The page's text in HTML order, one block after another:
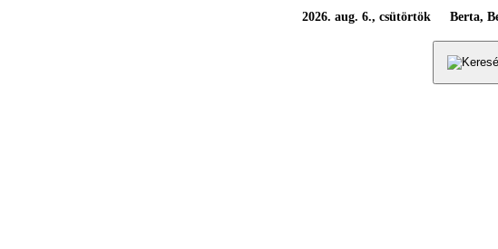
2026. aug. 6., csütörtök Berta,